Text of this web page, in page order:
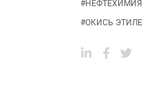
#НЕФТЕХИМИЯ
#ОКИСЬ